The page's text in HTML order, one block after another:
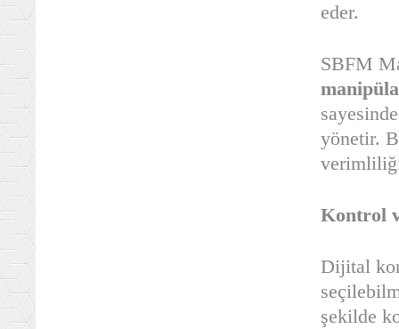
eder.
SBFM
yönetir.
Kontrol
Dijital
şekilde